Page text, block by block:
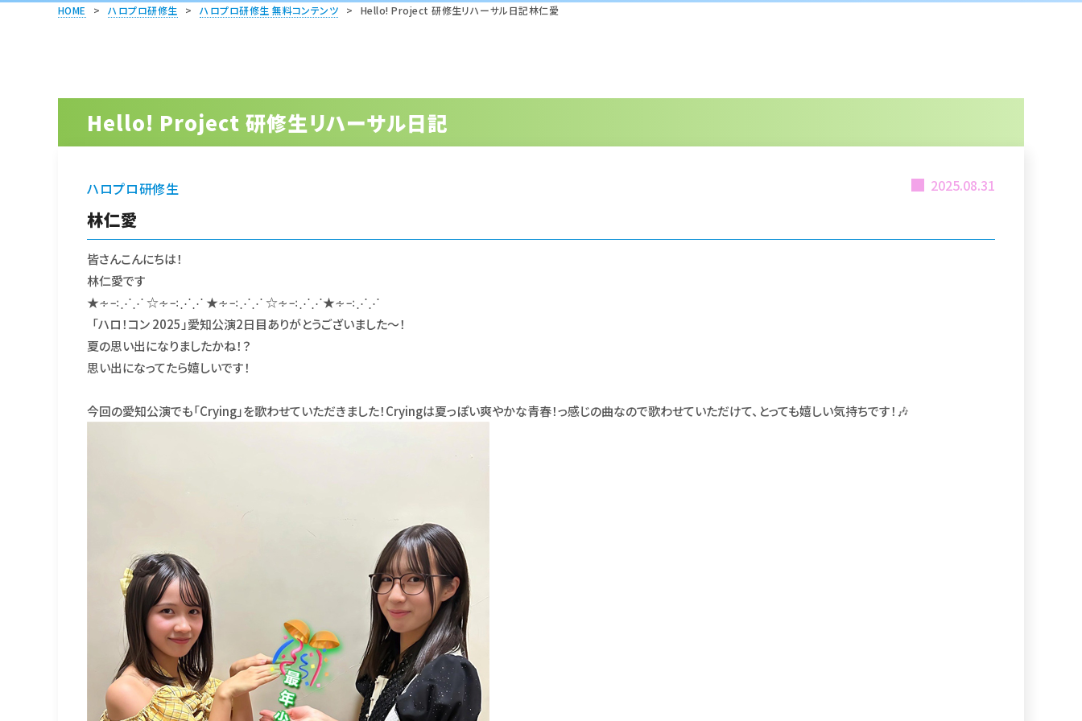
HOME > ハロプロ研修生 > ハロプロ研修生 無料コンテンツ > Hello! Project 研修生リハーサル日記林仁愛
Hello! Project 研修生リハーサル日記
ハロプロ研修生 2025.08.31
林仁愛
皆さんこんにちは！
林仁愛です
★∻∹⋰⋰ ☆∻∹⋰⋰ ★∻∹⋰⋰ ☆∻∹⋰⋰★∻∹⋰⋰
「ハロ！コン 2025」愛知公演2日目ありがとうございました〜！
夏の思い出になりましたかね！？
思い出になってたら嬉しいです！
今回の愛知公演でも「Crying」を歌わせていただきました！Cryingは夏っぽい爽やかな青春！っ感じの曲なので歌わせていただけて、とっても嬉しい気持ちです！🎶